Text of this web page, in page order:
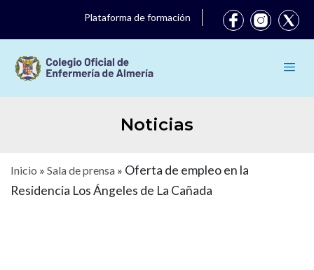
Plataforma de formación
Noticias
Inicio » Sala de prensa » Oferta de empleo en la
Residencia Los Ángeles de La Cañada